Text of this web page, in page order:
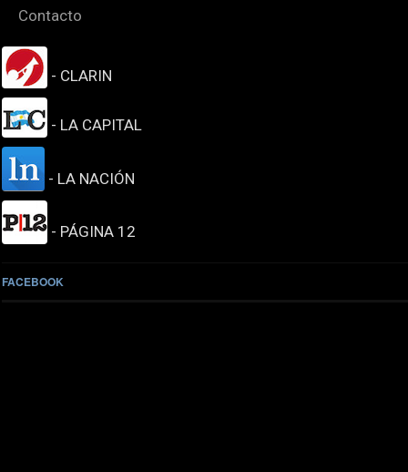
Contacto
- CLARIN
- LA CAPITAL
- LA NACIÓN
- PÁGINA 12
FACEBOOK